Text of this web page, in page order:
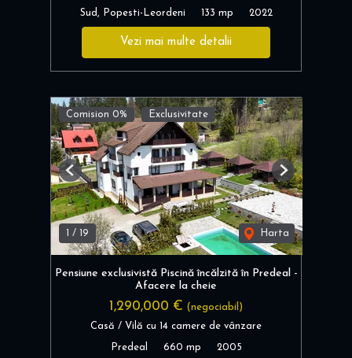
Sud, Popesti-Leordeni 133 mp 2022
Vezi mai multe detalii
Comision 0% Exclusivitate
1 / 19 Harta
Previous Next
Pensiune exclusivistă Piscină încălzită în Predeal -
Afacere la cheie
1,290,000 € (negociabil)
Casă / Vilă cu 14 camere de vânzare
Predeal 660 mp 2005